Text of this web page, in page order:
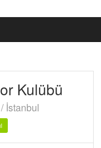
Kulübü
İstanbul